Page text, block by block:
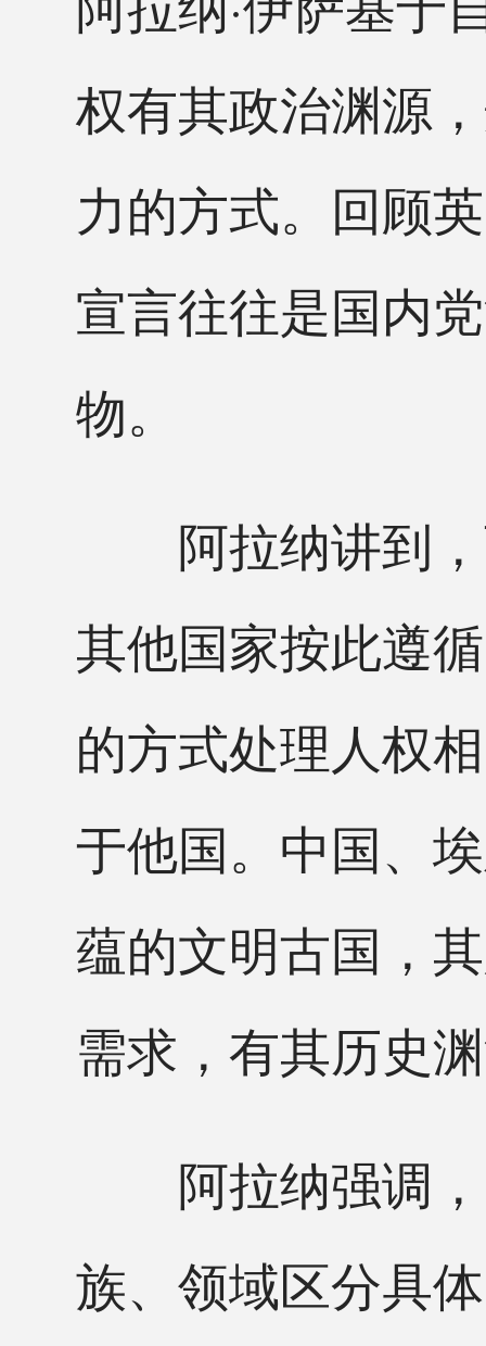
权有其政治渊源
力的方式。回顾
宣言往往是国内
物。
阿拉纳讲到，
其他国家按此遵
的方式处理人权
于他国。中国、
蕴的文明古国，
需求，有其历史
阿拉纳强调，“
族、领域区分具